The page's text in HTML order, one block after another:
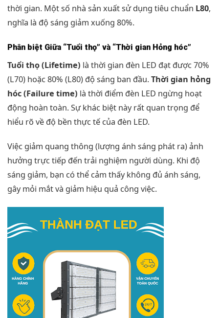
thời gian. Một số nhà sản xuất sử dụng tiêu chuẩn L80,
nghĩa là độ sáng giảm xuống 80%.
Phân biệt Giữa “Tuổi thọ” và “Thời gian Hỏng hóc”
Tuổi thọ (Lifetime) là thời gian đèn LED đạt được 70%
(L70) hoặc 80% (L80) độ sáng ban đầu. Thời gian hỏng
hóc (Failure time) là thời điểm đèn LED ngừng hoạt
động hoàn toàn. Sự khác biệt này rất quan trọng để
hiểu rõ về độ bền thực tế của đèn LED.
Việc giảm quang thông (lượng ánh sáng phát ra) ảnh
hưởng trực tiếp đến trải nghiệm người dùng. Khi độ
sáng giảm, bạn có thể cảm thấy không đủ ánh sáng,
gây mỏi mắt và giảm hiệu quả công việc.